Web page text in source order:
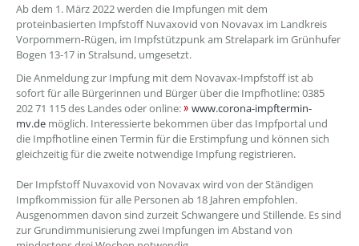
??? absaetzeOben[1]/titel ???
Ab dem 1. März 2022 werden die Impfungen mit dem
proteinbasierten Impfstoff Nuvaxovid von Novavax im Landkreis
Vorpommern-Rügen, im Impfstützpunk am Strelapark im Grünhufer
Bogen 13-17 in Stralsund, umgesetzt.
Die Anmeldung zur Impfung mit dem Novavax-Impfstoff ist ab
sofort für alle Bürgerinnen und Bürger über die Impfhotline: 0385
202 71 115 des Landes oder online:
www.corona-impftermin-
mv.de möglich. Interessierte bekommen über das Impfportal und
die Impfhotline einen Termin für die Erstimpfung und können sich
gleichzeitig für die zweite notwendige Impfung registrieren.
Der Impfstoff Nuvaxovid von Novavax wird von der Ständigen
Impfkommission für alle Personen ab 18 Jahren empfohlen.
Ausgenommen davon sind zurzeit Schwangere und Stillende. Es sind
zur Grundimmunisierung zwei Impfungen im Abstand von